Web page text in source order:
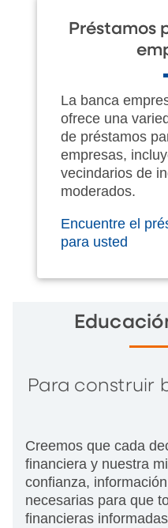
Préstamos
La banca
ofrece una
de préstamos
empresas,
vecindarios de
moderados.
Encuentre el
para usted
Para construir
Creemos que cada
financiera y nuestra
confianza,
necesarias para que
financieras